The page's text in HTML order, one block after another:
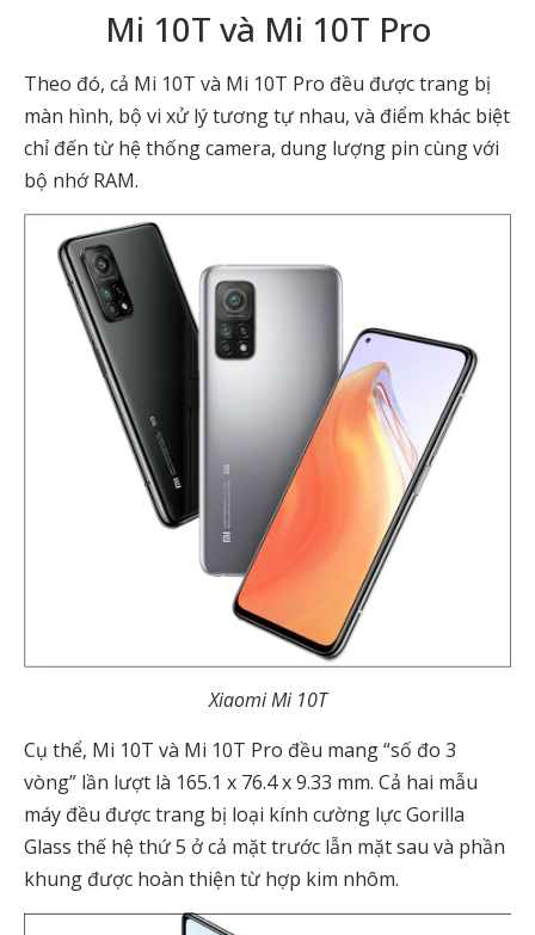
Mi 10T và Mi 10T Pro
Theo đó, cả Mi 10T và Mi 10T Pro đều được trang bị
màn hình, bộ vi xử lý tương tự nhau, và điểm khác biệt
chỉ đến từ hệ thống camera, dung lượng pin cùng với
bộ nhớ RAM.
Xiaomi Mi 10T
Cụ thể, Mi 10T và Mi 10T Pro đều mang “số đo 3
vòng” lần lượt là 165.1 x 76.4 x 9.33 mm. Cả hai mẫu
máy đều được trang bị loại kính cường lực Gorilla
Glass thế hệ thứ 5 ở cả mặt trước lẫn mặt sau và phần
khung được hoàn thiện từ hợp kim nhôm.